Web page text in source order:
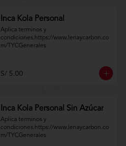
Inca Kola Personal
Aplica terminos y
condiciones.https://www.lenaycarbon.co
m/TYCGenerales
S/ 5.00
Inca Kola Personal Sin Azúcar
Aplica terminos y
condiciones.https://www.lenaycarbon.co
m/TYCGenerales